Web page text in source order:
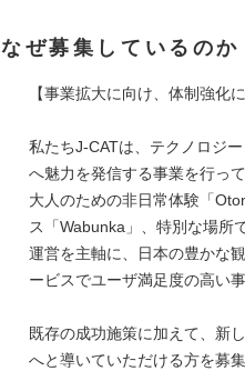
なぜ募集しているのか
【事業拡大に向け、体制強化
私たちJ-CATは、テクノロジ
へ魅力を発信する事業を行って
大人のための非日常体験「
ス「Wabunka」、特別な場所
運営を主軸に、日本の豊かな
ービスでユーザ満足度の高い
既存の成功施策に加えて、新
へと導いていただける方を募集